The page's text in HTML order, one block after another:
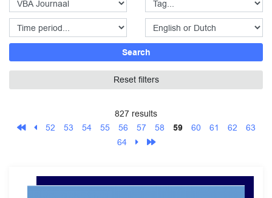
Search
Reset filters
827 results
52
53 54 55 56 57 58 59 60 61 62
63
64